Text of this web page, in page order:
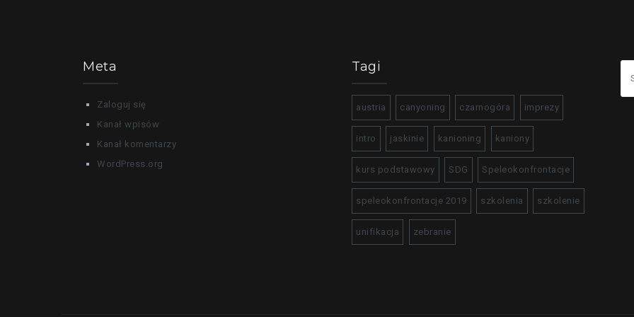
Meta
Zaloguj się
Kanał wpisów
Kanał komentarzy
WordPress.org
Tagi
austria canyoning czarnogóra imprezy
intro jaskinie kanioning kaniony
kurs podstawowy SDG Speleokonfrontacje
speleokonfrontacje 2019 szkolenia szkolenie
unifikacja zebranie